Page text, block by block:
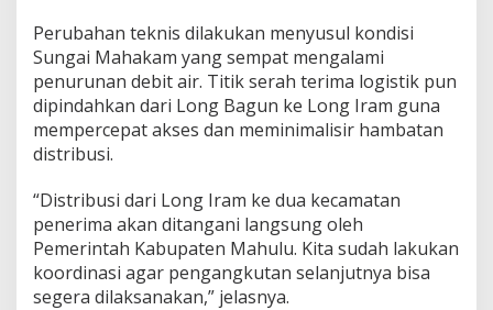
Perubahan teknis dilakukan menyusul kondisi
Sungai Mahakam yang sempat mengalami
penurunan debit air. Titik serah terima logistik pun
dipindahkan dari Long Bagun ke Long Iram guna
mempercepat akses dan meminimalisir hambatan
distribusi.
“Distribusi dari Long Iram ke dua kecamatan
penerima akan ditangani langsung oleh
Pemerintah Kabupaten Mahulu. Kita sudah lakukan
koordinasi agar pengangkutan selanjutnya bisa
segera dilaksanakan,” jelasnya.